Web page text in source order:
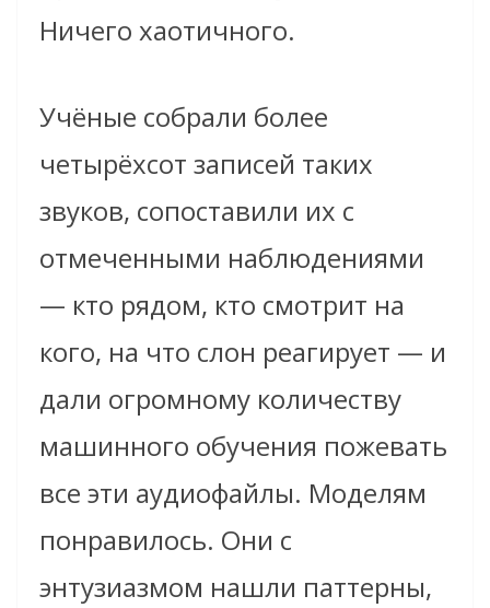
Ничего хаотичного.
Учёные собрали более
четырёхсот записей таких
звуков, сопоставили их с
отмеченными наблюдениями
— кто рядом, кто смотрит на
кого, на что слон реагирует — и
дали огромному количеству
машинного обучения пожевать
все эти аудиофайлы. Моделям
понравилось. Они с
энтузиазмом нашли паттерны,